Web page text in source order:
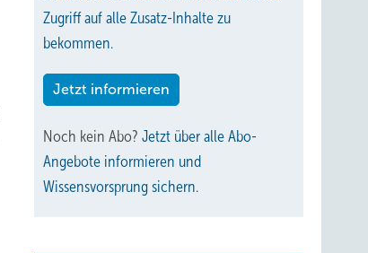
Zugriff auf alle Zusatz-Inhalte zu
bekommen.
Jetzt informieren
Noch kein Abo? Jetzt über alle Abo-
Angebote informieren und
Wissensvorsprung sichern.